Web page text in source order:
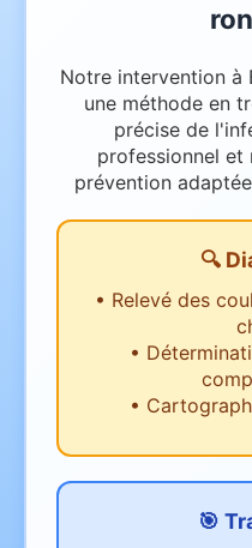
Notre intervention à
une méthode en
précise de
professionnel et
prévention
🔍
• Relevé des
•
•
🎯